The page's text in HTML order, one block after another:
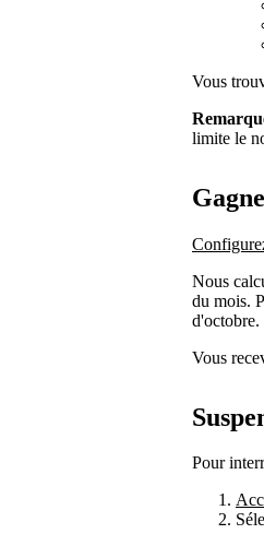
Vous
limite le
Nous
du mois.
d'octobre.
Vous
Pour